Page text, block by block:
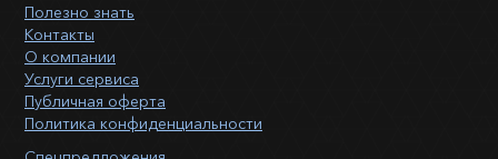
Полезно знать
Контакты
О компании
Услуги сервиса
Публичная оферта
Политика конфиденциальности